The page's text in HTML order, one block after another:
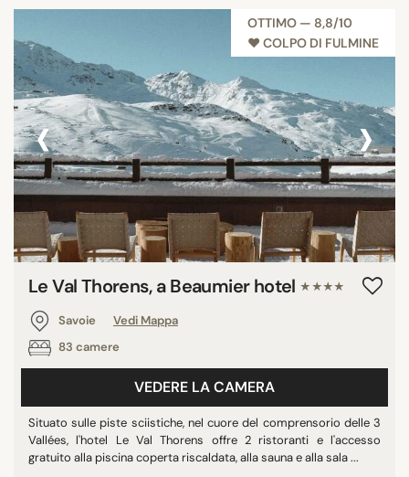
4 stelle
5 stelle
PUNTEGGIO MEDIO
7/10
8/10
9/10
10/10
CITTÀ
Courchevel
Les Belleville
Québec
Les Belleville
OTTIMO — 8,8/10
♥︎ COLPO DI FULMINE
‹ ›
Le Val Thorens, a Beaumier hotel ★★★★
Savoie
Vedi Mappa
83 camere
VEDERE LA CAMERA
Situato sulle piste sciistiche, nel cuore del comprensorio delle 3
Vallées, l'hotel Le Val Thorens offre 2 ristoranti e l'accesso
gratuito alla piscina coperta riscaldata, alla sauna e alla sala ...